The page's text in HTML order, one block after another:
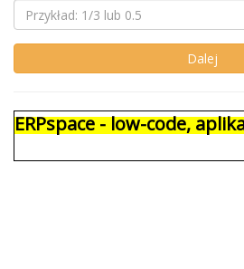
ERPspace - low-code,